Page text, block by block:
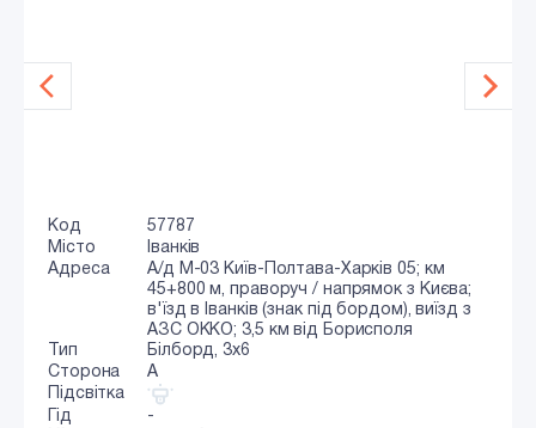
Код
57787
Місто
Іванків
Адреса
А/д М-03 Київ-Полтава-Харків 05; км
45+800 м, праворуч / напрямок з Києва;
в'їзд в Іванків (знак під бордом), виїзд з
АЗС ОККО; 3,5 км від Борисполя
Тип
Білборд, 3х6
Сторона
A
Підсвітка
Гід
-